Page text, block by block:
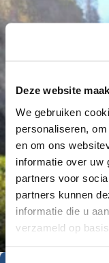
Deze website
We gebruiken
personaliseren,
en om ons
informatie over uw
partners voor
partners kunnen
informatie die u
verzameld op